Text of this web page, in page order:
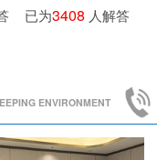
人解答 已为3908
ENVIRONMENT